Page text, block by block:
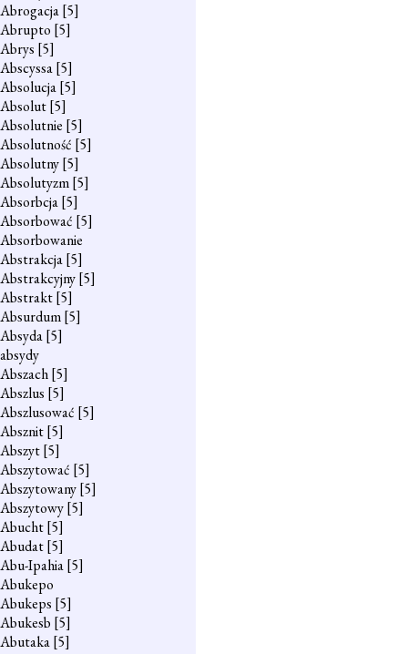
Abrogacja[5]
Abrupto [5]
Abrys [5]
Abscyssa[5]
Absolucja[5]
Absolut[5]
Absolutnie [5]
Absolutność [5]
Absolutny[5]
Absolutyzm[5]
Absorbcja[5]
Absorbować [5]
Absorbowanie
Abstrakcja[5]
Abstrakcyjny[5]
Abstrakt[5]
Absurdum[5]
Absyda[5]
absydy
Abszach[5]
Abszlus [5]
Abszlusować [5]
Absznit[5]
Abszyt[5]
Abszytować [5]
Abszytowany[5]
Abszytowy[5]
Abucht[5]
Abudat[5]
Abu-Ipahia[5]
Abukepo
Abukeps [5]
Abukesb [5]
Abutaka[5]